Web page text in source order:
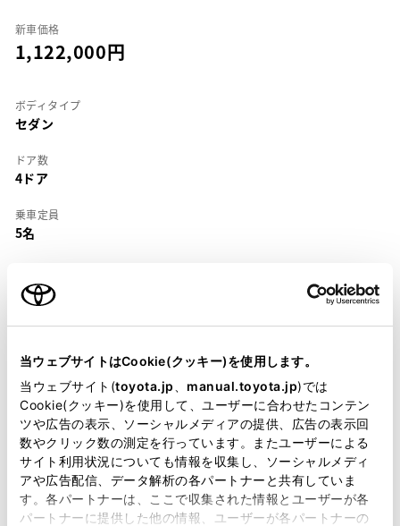
当ウェブサイトはCookie(クッキー)を使用します。
当ウェブサイト(toyota.jp manual.toyota.jp)では
Cookie(クッキー)を使用して、ユーザーに合わせたコンテン
ツや広告の表示、ソーシャルメディアの提供、広告の表示回
数やクリック数の測定を行っています。またユーザーによる
サイト利用状況についても情報を収集し、ソーシャルメディ
アや広告配信、データ解析の各パートナーと共有していま
す。各パートナーは、ここで収集された情報とユーザーが各
パートナーに提供した他の情報、ユーザーが各パートナーの
新車価格
1,122,000
ボディタイプ
セダン
ドア数
4ドア
乗車定員
5名
E-AE110
全長×全幅×全高
ホイールベース ※1
2465mm
トレッド前／後
1470/1460mm
室内長×室内幅× 室内高
1875 ×1415 ×1165mm